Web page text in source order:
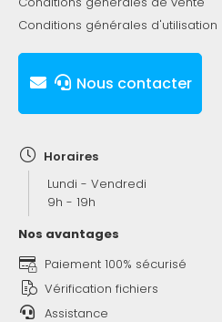
Conditions générales d'utilisation
Nous contacter
Horaires
Lundi - Vendredi
9h - 19h
Nos avantages
Paiement 100% sécurisé
Vérification fichiers
Assistance